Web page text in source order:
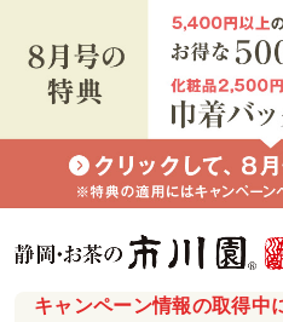
キャンペーン情報の取得中